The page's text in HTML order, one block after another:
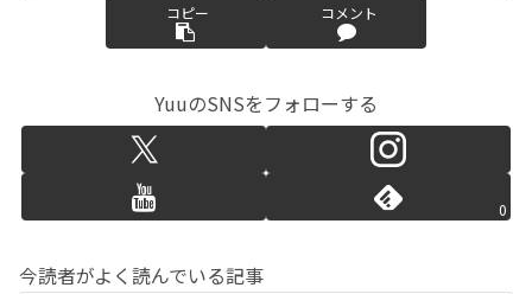
コピー コメント
YuuのSNSをフォローする
0
今読者がよく読んでいる記事